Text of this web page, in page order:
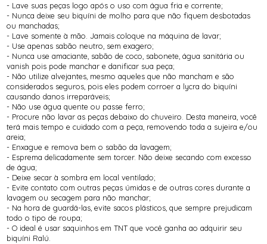
- Lave suas peças logo após o uso com água fria e corrente;
- Nunca deixe seu biquíni de molho para que não fiquem desbotadas
ou manchadas;
- Lave somente à mão. Jamais coloque na máquina de lavar;
- Use apenas sabão neutro, sem exagero;
- Nunca use amaciante, sabão de coco, sabonete, água sanitária ou
vanish pois pode manchar e danificar sua peça;
- Não utilize alvejantes, mesmo aqueles que não mancham e são
considerados seguros, pois eles podem corroer a lycra do biquíni
causando danos irreparáveis;
- Não use água quente ou passe ferro;
- Procure não lavar as peças debaixo do chuveiro. Desta maneira, você
terá mais tempo e cuidado com a peça, removendo toda a sujeira e/ou
areia;
- Enxague e remova bem o sabão da lavagem;
- Esprema delicadamente sem torcer. Não deixe secando com excesso
de água;
- Deixe secar à sombra em local ventilado;
- Evite contato com outras peças úmidas e de outras cores durante a
lavagem ou secagem para não manchar;
- Na hora de guardá-las, evite sacos plásticos, que sempre prejudicam
todo o tipo de roupa;
- O ideal é usar saquinhos em TNT que você ganha ao adquirir seu
biquíni Ralú.